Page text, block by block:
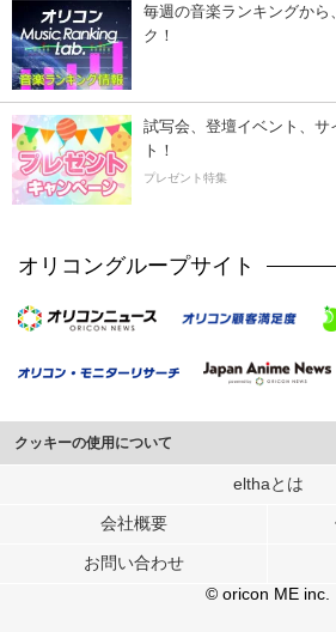
毎週の音楽ランキングから
ク！
試写会、登壇イベント、
ト！
プレゼント特集
オリコングループサイト
クッキーの使用について
このサイトでは Cookie を使用して、ユーザーに
行っています。
メディアや広告配信、データ解析の各パートナー
ユーザーが各パートナーのサービスを使用したと
elthaとは
会社概要
お問い合わせ
© oricon ME inc.